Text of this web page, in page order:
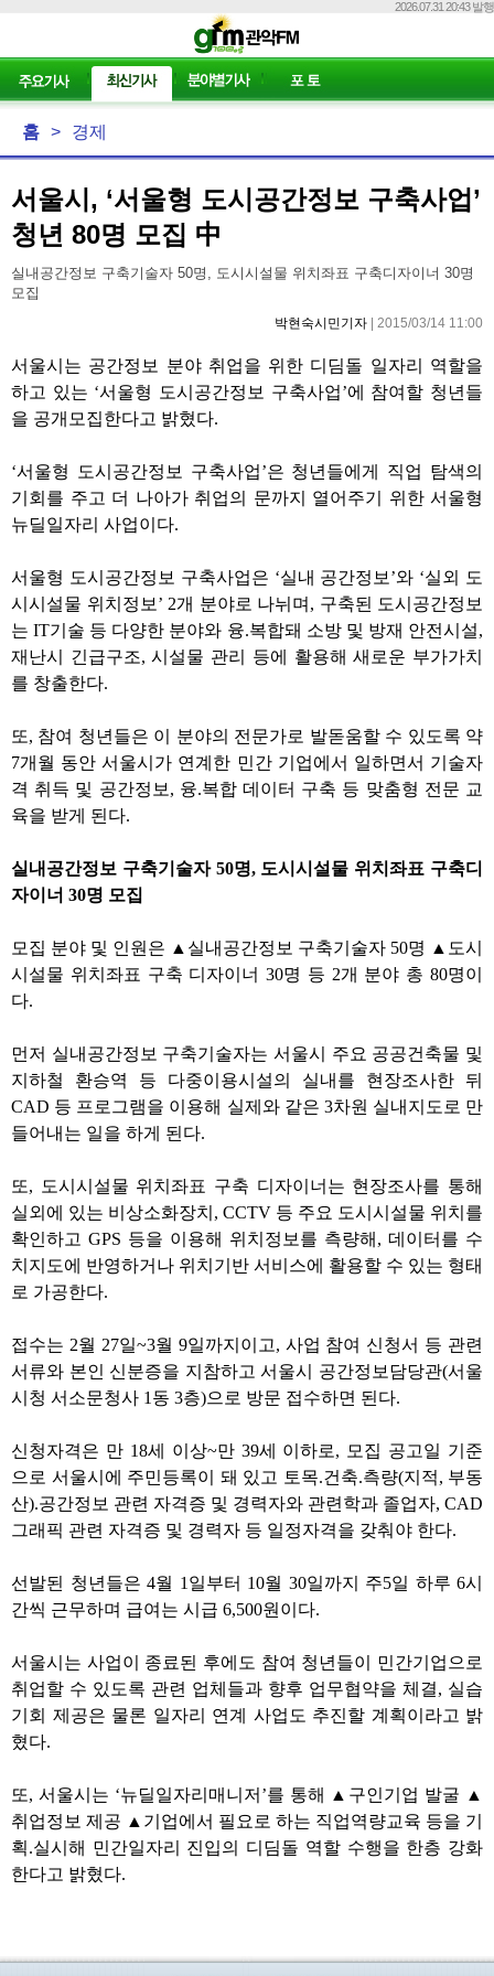
2026.07.31 20:43 발행
홈 > 경제
서울시, ‘서울형 도시공간정보 구축사업’
청년 80명 모집 中
실내공간정보 구축기술자 50명, 도시시설물 위치좌표 구축디자이너 30명
모집
박현숙시민기자 | 2015/03/14 11:00
서울시는 공간정보 분야 취업을 위한 디딤돌 일자리 역할을
하고 있는 ‘서울형 도시공간정보 구축사업’에 참여할 청년들
을 공개모집한다고 밝혔다.
‘서울형 도시공간정보 구축사업’은 청년들에게 직업 탐색의
기회를 주고 더 나아가 취업의 문까지 열어주기 위한 서울형
뉴딜일자리 사업이다.
서울형 도시공간정보 구축사업은 ‘실내 공간정보 ’와 ‘실외 도
시시설물 위치정보 ’ 2개 분야로 나뉘며 , 구축된 도시공간정보
는IT기술 등 다양한 분야와 융.복합돼 소방 및 방재 안전시설,
재난시 긴급구조,시설물 관리 등에 활용해 새로운 부가가치
를 창출한다.
또, 참여 청년들은 이 분야의 전문가로 발돋움할 수 있도록 약
7개월 동안 서울시가 연계한 민간 기업에서 일하면서 기술자
격 취득 및 공간정보 , 융.복합 데이터 구축 등 맞춤형 전문 교
육을 받게 된다.
실내공간정보 구축기술자 50명, 도시시설물 위치좌표 구축디
자이너 30명 모집
모집 분야 및 인원은 ▲ 실내공간정보 구축기술자 50명 ▲ 도시
시설물 위치좌표 구축 디자이너30명 등 2개 분야 총80명이
다.
먼저 실내공간정보 구축기술자는 서울시 주요 공공건축물 및
지하철 환승역 등 다중이용시설의 실내를 현장조사한 뒤
CAD 등 프로그램을 이용해 실제와 같은 3차원 실내지도로 만
들어내는 일을 하게 된다.
또, 도시시설물 위치좌표 구축 디자이너는 현장조사를 통해
실외에 있는 비상소화장치 , CCTV 등 주요 도시시설물 위치를
확인하고 GPS 등을 이용해 위치정보를 측량해 , 데이터를 수
치지도에 반영하거나 위치기반 서비스에 활용할 수 있는 형태
로 가공한다.
접수는 2월 27일~3월 9일까지이고, 사업 참여 신청서 등 관련
서류와 본인 신분증을 지참하고 서울시 공간정보담당관(서울
시청 서소문청사 1 동 3층)으로 방문 접수하면 된다.
신청자격은 만 18세 이상~만 39세 이하로, 모집 공고일 기준
으로 서울시에 주민등록이 돼 있고 토목.건축.측량(지적, 부동
산).공간정보 관련 자격증 및 경력자와 관련학과 졸업자, CAD
그래픽 관련 자격증 및 경력자 등 일정자격을 갖춰야 한다.
선발된 청년들은 4월 1 일부터 10월 30일까지 주5일 하루 6시
간씩 근무하며 급여는 시급 6,500원이다.
서울시는 사업이 종료된 후에도 참여 청년들이 민간기업으로
취업할 수 있도록 관련 업체들과 향후 업무협약을 체결, 실습
기회 제공은 물론 일자리 연계 사업도 추진할 계획이라고 밝
혔다.
또, 서울시는 ‘뉴딜일자리매니저 ’를 통해 ▲ 구인기업 발굴 ▲
취업정보 제공 ▲ 기업에서 필요로 하는 직업역량교육 등을 기
획.실시해 민간일자리 진입의 디딤돌 역할 수행을 한층 강화
한다고 밝혔다.